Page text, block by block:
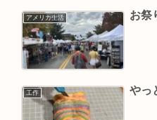
アメリカ生活 お祭
工作 やっ